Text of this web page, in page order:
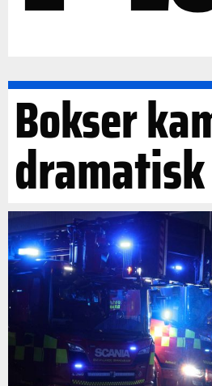
Bokser